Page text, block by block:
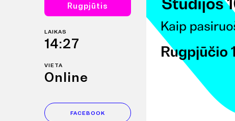
Rugpjūtis
LAIKAS
14:27
VIETA
Online
FACEBOOK